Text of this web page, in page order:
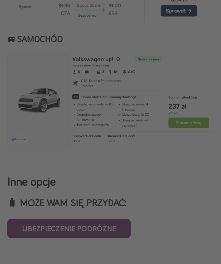
🚐 SAMOCHÓD
Inne opcje
🧳 MOŻE WAM SIĘ PRZYDAĆ:
UBEZPIECZENIE PODRÓŻNE